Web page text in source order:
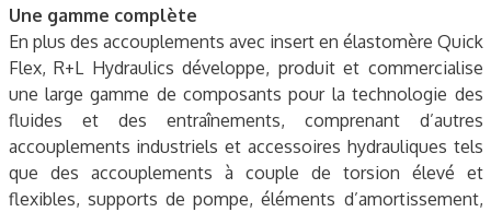
Une gamme complète
En plus des accouplements avec insert en élastomère Quick
Flex, R+L Hydraulics développe, produit et commercialise
une large gamme de composants pour la technologie des
fluides et des entraînements, comprenant d’autres
accouplements industriels et accessoires hydrauliques tels
que des accouplements à couple de torsion élevé et
flexibles, supports de pompe, éléments d’amortissement,